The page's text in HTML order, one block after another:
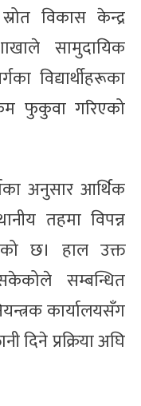
विकास केन्द्र
सामुदायिक
विद्यार्थीहरूका
फुकुवा गरिएको
अनुसार आर्थिक
तहमा विपन्न
छ। हाल उक्त
सम्बन्धित
कार्यालयसँग
दिने प्रक्रिया अघि